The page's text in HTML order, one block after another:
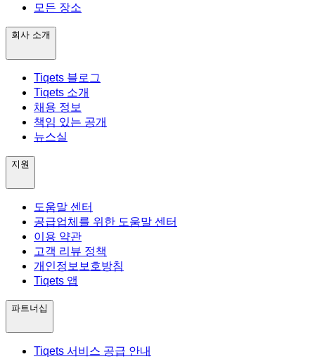
모든 장소
회사 소개
Tiqets 블로그
Tiqets 소개
채용 정보
책임 있는 공개
뉴스실
지원
도움말 센터
공급업체를 위한 도움말 센터
이용 약관
고객 리뷰 정책
개인정보보호방침
Tiqets 앱
파트너십
Tiqets 서비스 공급 안내